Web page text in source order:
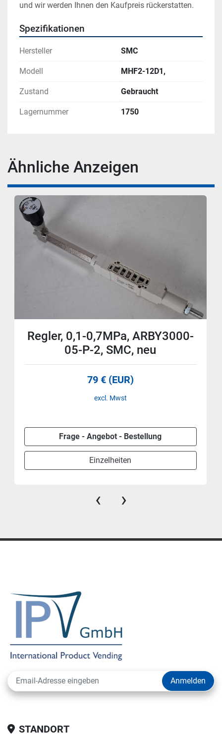
und wir werden Ihnen den Kaufpreis rückerstatten.
Spezifikationen
Hersteller SMC
Modell MHF2-12D1,
Zustand Gebraucht
Lagernummer 1750
Ähnliche Anzeigen
Regler, 0,1-0,7MPa, ARBY3000-
05-P-2, SMC, neu
79 € (EUR)
excl. Mwst
Frage - Angebot - Bestellung
Einzelheiten
‹ ›
Anmelden
STANDORT